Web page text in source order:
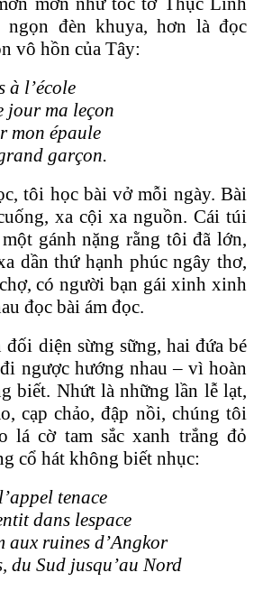
đèn khuya, hơn là đọc
vô hồn của Tây:
à l’école
jour ma leçon
mon épaule
garçon.
tôi học bài vở mỗi ngày. Bài
xa cội xa nguồn. Cái túi
gánh nặng rằng tôi đã lớn,
dần thứ hạnh phúc ngây thơ,
có người bạn gái xinh xinh
đọc bài ám đọc.
diện sừng sững, hai đứa bé
ngược hướng nhau – vì hoàn
biết. Nhứt là những lần lễ lạt,
cạp chảo, đập nồi, chúng tôi
lá cờ tam sắc xanh trắng đỏ
cổ hát không biết nhục:
tenace
dans lespace
aux ruines d’Angkor
du Sud jusqu’au Nord